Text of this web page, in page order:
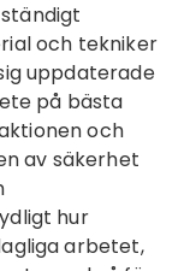
och tekniker
uppdaterade
på bästa
och
av säkerhet
hur
arbetet,